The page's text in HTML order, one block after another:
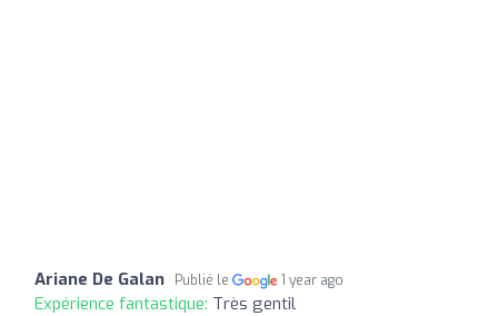
Ariane De Galan Publié le 1 year ago
Expérience fantastique: Très gentil